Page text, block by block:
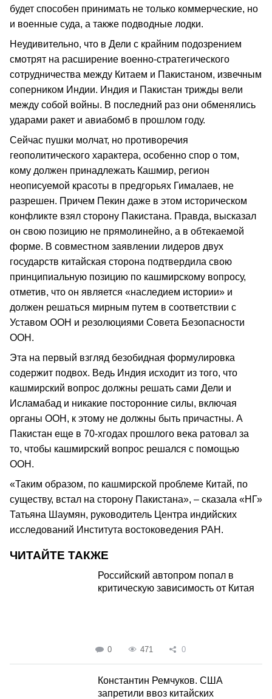
будет способен принимать не только коммерческие, но
и военные суда, а также подводные лодки.
Неудивительно, что в Дели с крайним подозрением
смотрят на расширение военно-стратегического
сотрудничества между Китаем и Пакистаном, извечным
соперником Индии. Индия и Пакистан трижды вели
между собой войны. В последний раз они обменялись
ударами ракет и авиабомб в прошлом году.
Сейчас пушки молчат, но противоречия
геополитического характера, особенно спор о том,
кому должен принадлежать Кашмир, регион
неописуемой красоты в предгорьях Гималаев, не
разрешен. Причем Пекин даже в этом историческом
конфликте взял сторону Пакистана. Правда, высказал
он свою позицию не прямолинейно, а в обтекаемой
форме. В совместном заявлении лидеров двух
государств китайская сторона подтвердила свою
принципиальную позицию по кашмирскому вопросу,
отметив, что он является «наследием истории» и
должен решаться мирным путем в соответствии с
Уставом ООН и резолюциями Совета Безопасности
ООН.
Эта на первый взгляд безобидная формулировка
содержит подвох. Ведь Индия исходит из того, что
кашмирский вопрос должны решать сами Дели и
Исламабад и никакие посторонние силы, включая
органы ООН, к этому не должны быть причастны. А
Пакистан еще в 70-хгодах прошлого века ратовал за
то, чтобы кашмирский вопрос решался с помощью
ООН.
«Таким образом, по кашмирской проблеме Китай, по
существу, встал на сторону Пакистана», – сказала «НГ»
Татьяна Шаумян, руководитель Центра индийских
исследований Института востоковедения РАН.
ЧИТАЙТЕ ТАКЖЕ
Российский автопром попал в
критическую зависимость от Китая
0 471 0
Константин Ремчуков. США
запретили ввоз китайских